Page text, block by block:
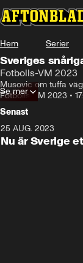
Hem Serier
Sveriges
Fotbolls-VM 2023
Musovic om tuffa
Fotbolls-VM 2023 •
Se mer
Senast
25 AUG. 2023
Nu är Sverige